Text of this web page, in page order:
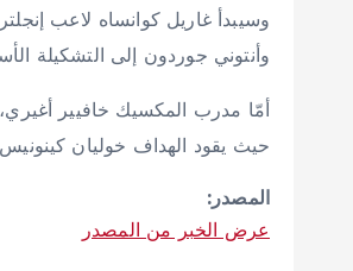
وسيبدأ غاريل كوانساه لاعب
وأنتوني جوردون إلى التشكيلة الأساسية لإنجلترا في إطار 3
حيث يقود الهداف خوليان
المصدر:
عرض الخبر من المصدر